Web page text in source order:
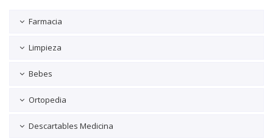
Farmacia
Limpieza
Bebes
Ortopedia
Descartables Medicina